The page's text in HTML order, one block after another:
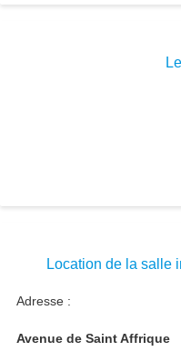
Location de la salle
Adresse :
Avenue de Saint Affrique